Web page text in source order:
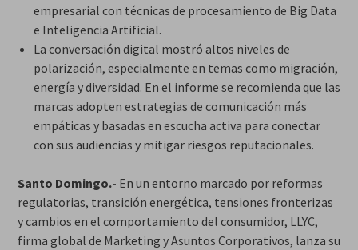
empresarial con técnicas de procesamiento de Big Data
e Inteligencia Artificial.
La conversación digital mostró altos niveles de
polarización, especialmente en temas como migración,
energía y diversidad. En el informe se recomienda que las
marcas adopten estrategias de comunicación más
empáticas y basadas en escucha activa para conectar
con sus audiencias y mitigar riesgos reputacionales.
Santo Domingo.- En un entorno marcado por reformas
regulatorias, transición energética, tensiones fronterizas
y cambios en el comportamiento del consumidor, LLYC,
firma global de Marketing y Asuntos Corporativos, lanza su